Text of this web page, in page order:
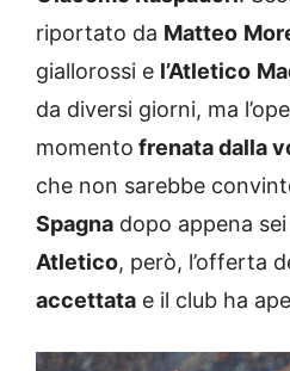
riportato da Matteo
giallorossi e l’Atletico
da diversi giorni, ma
momento frenata dalla
che non sarebbe
Spagna dopo appena
Atletico, però, l’offerta
accettata e il club ha